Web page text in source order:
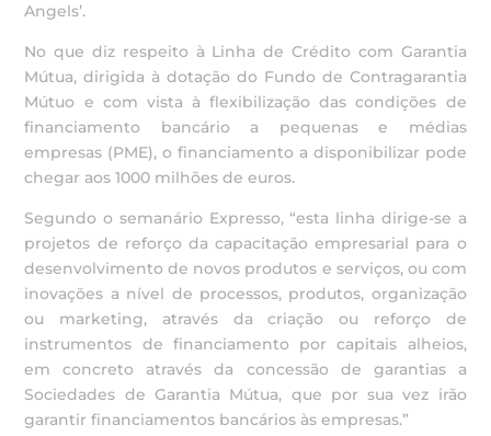
Angels’.
No que diz respeito à Linha de Crédito com Garantia
Mútua, dirigida à dotação do Fundo de Contragarantia
Mútuo e com vista à flexibilização das condições de
financiamento bancário a pequenas e médias
empresas (PME), o financiamento a disponibilizar pode
chegar aos 1000 milhões de euros.
Segundo o semanário Expresso, “esta linha dirige-se a
projetos de reforço da capacitação empresarial para o
desenvolvimento de novos produtos e serviços, ou com
inovações a nível de processos, produtos, organização
ou marketing, através da criação ou reforço de
instrumentos de financiamento por capitais alheios,
em concreto através da concessão de garantias a
Sociedades de Garantia Mútua, que por sua vez irão
garantir financiamentos bancários às empresas.”